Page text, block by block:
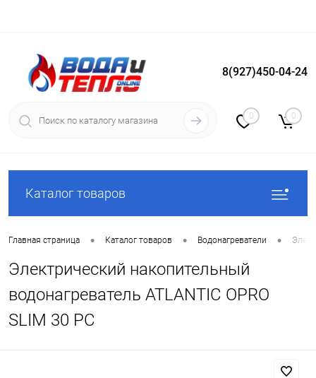
Вход Регистрация
8(927)450-04-24
0 0
Каталог товаров
Главная страница • Каталог товаров • Водонагреватели •
Электрический накопительный
водонагреватель ATLANTIC OPRO
SLIM 30 PC